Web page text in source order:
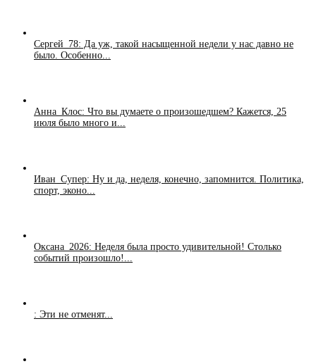
Сергей_78: Да уж, такой насыщенной недели у нас давно не
было. Особенно...
Анна_Клос: Что вы думаете о произошедшем? Кажется, 25
июля было много и...
Иван_Супер: Ну и да, неделя, конечно, запомнится. Политика,
спорт, эконо...
Оксана_2026: Неделя была просто удивительной! Столько
событий произошло!...
: Эти не отменят...